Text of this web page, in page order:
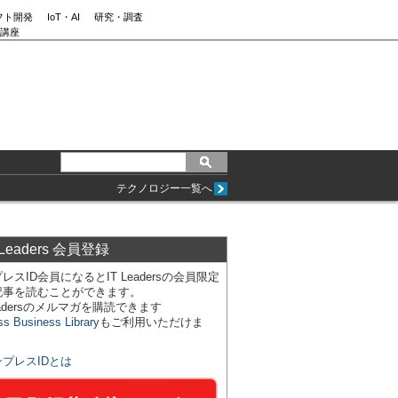
ト開発 IoT・AI
研究・調査
座
テクノロジー一覧へ
会員登録
スID会員になるとIT Leadersの会員限定
を読むことができます。
のメルマガを購読できます
Business Libraryもご利用いただけま
プレスIDとは